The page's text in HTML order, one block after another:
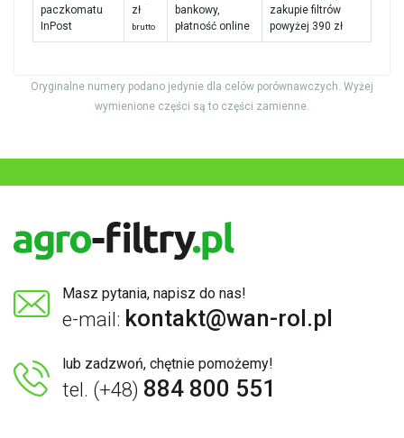
paczkomatu
InPost
zł
brutto
bankowy,
płatność online
zakupie filtrów
powyżej 390 zł
Oryginalne numery podano jedynie dla celów porównawczych. Wyżej
wymienione części są to części zamienne.
Masz pytania, napisz do nas!
e-mail: kontakt@wan-rol.pl
lub zadzwoń, chętnie pomożemy!
tel. (+48) 884 800 551